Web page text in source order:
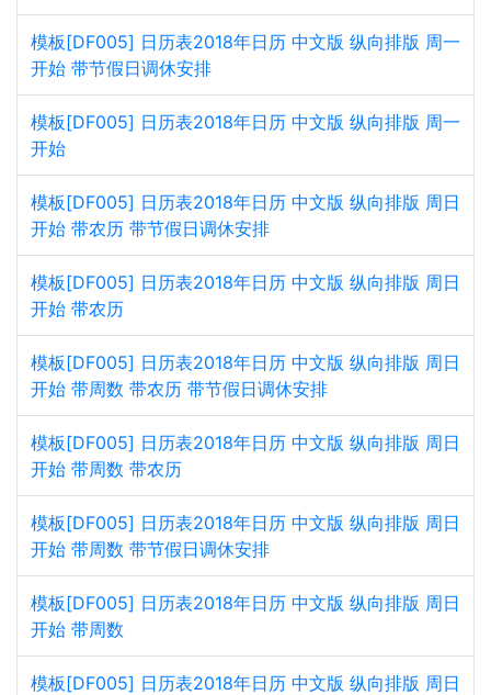
模板[DF005] 日历表2018年日历 中文版 纵向排版 周一
开始 带节假日调休安排
模板[DF005] 日历表2018年日历 中文版 纵向排版 周一
开始
模板[DF005] 日历表2018年日历 中文版 纵向排版 周日
开始 带农历 带节假日调休安排
模板[DF005] 日历表2018年日历 中文版 纵向排版 周日
开始 带农历
模板[DF005] 日历表2018年日历 中文版 纵向排版 周日
开始 带周数 带农历 带节假日调休安排
模板[DF005] 日历表2018年日历 中文版 纵向排版 周日
开始 带周数 带农历
模板[DF005] 日历表2018年日历 中文版 纵向排版 周日
开始 带周数 带节假日调休安排
模板[DF005] 日历表2018年日历 中文版 纵向排版 周日
开始 带周数
模板[DF005] 日历表2018年日历 中文版 纵向排版 周日